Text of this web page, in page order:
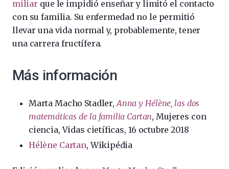
miliar que le impidió enseñar y limitó el contacto
con su familia. Su enfermedad no le permitió
llevar una vida normal y, probablemente, tener
una carrera fructífera.
Más información
Marta Macho Stadler,Anna y Hélène, las dos
matemáticas de la familia Cartan, Mujeres con
ciencia, Vidas cietíficas, 16 octubre 2018
Hélène Cartan, Wikipédia